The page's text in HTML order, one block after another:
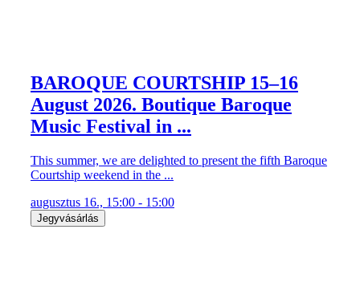
BAROQUE COURTSHIP 15–16
August 2026. Boutique Baroque
Music Festival in ...
This summer, we are delighted to present the fifth Baroque
Courtship weekend in the ...
augusztus 16., 15:00 - 15:00
Jegyvásárlás